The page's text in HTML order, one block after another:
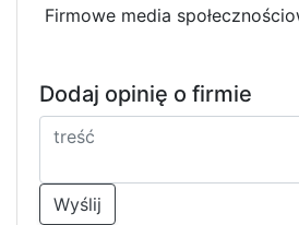
Firmowe media
Dodaj opinię o firmie
Wyślij